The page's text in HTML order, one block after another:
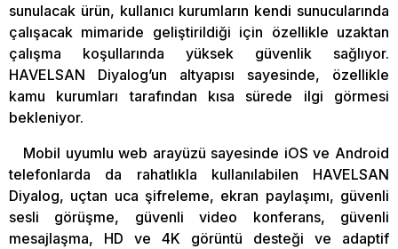
sunulacak ürün, kullanıcı kurumların kendi sunucularında
çalışacak mimaride geliştirildiği için özellikle uzaktan
çalışma koşullarında yüksek güvenlik sağlıyor.
HAVELSAN Diyalog’un altyapısı sayesinde, özellikle
kamu kurumları tarafından kısa sürede ilgi görmesi
bekleniyor.
Mobil uyumlu web arayüzü sayesinde iOS ve Android
telefonlarda da rahatlıkla kullanılabilen HAVELSAN
Diyalog, uçtan uca şifreleme, ekran paylaşımı, güvenli
sesli görüşme, güvenli video konferans, güvenli
mesajlaşma, HD ve 4K görüntü desteği ve adaptif